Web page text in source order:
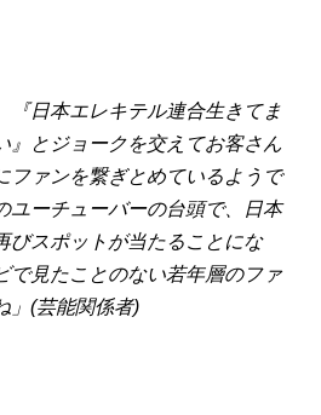
『日本エレキテル連合生きてま
』とジョークを交えてお客さん
ファンを繋ぎとめているようで
ユーチューバーの台頭で、日本
びスポットが当たることにな
で見たことのない若年層のファ
」(芸能関係者)